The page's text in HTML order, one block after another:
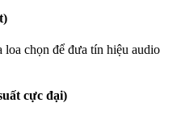
loa chọn để đưa tín hiệu audio
cực đại)